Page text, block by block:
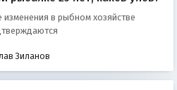
изменения в рыбном хозяйстве
Зиланов